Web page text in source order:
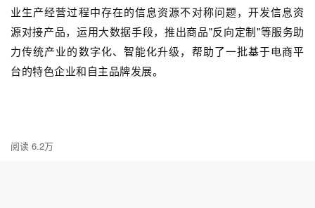
业生产经营过程中存在的信息资源不对称问题，开发信息资
源对接产品，运用大数据手段，推出商品"反向定制"等服务助
力传统产业的数字化、智能化升级，帮助了一批基于电商平
台的特色企业和自主品牌发展。
阅读 6.2万